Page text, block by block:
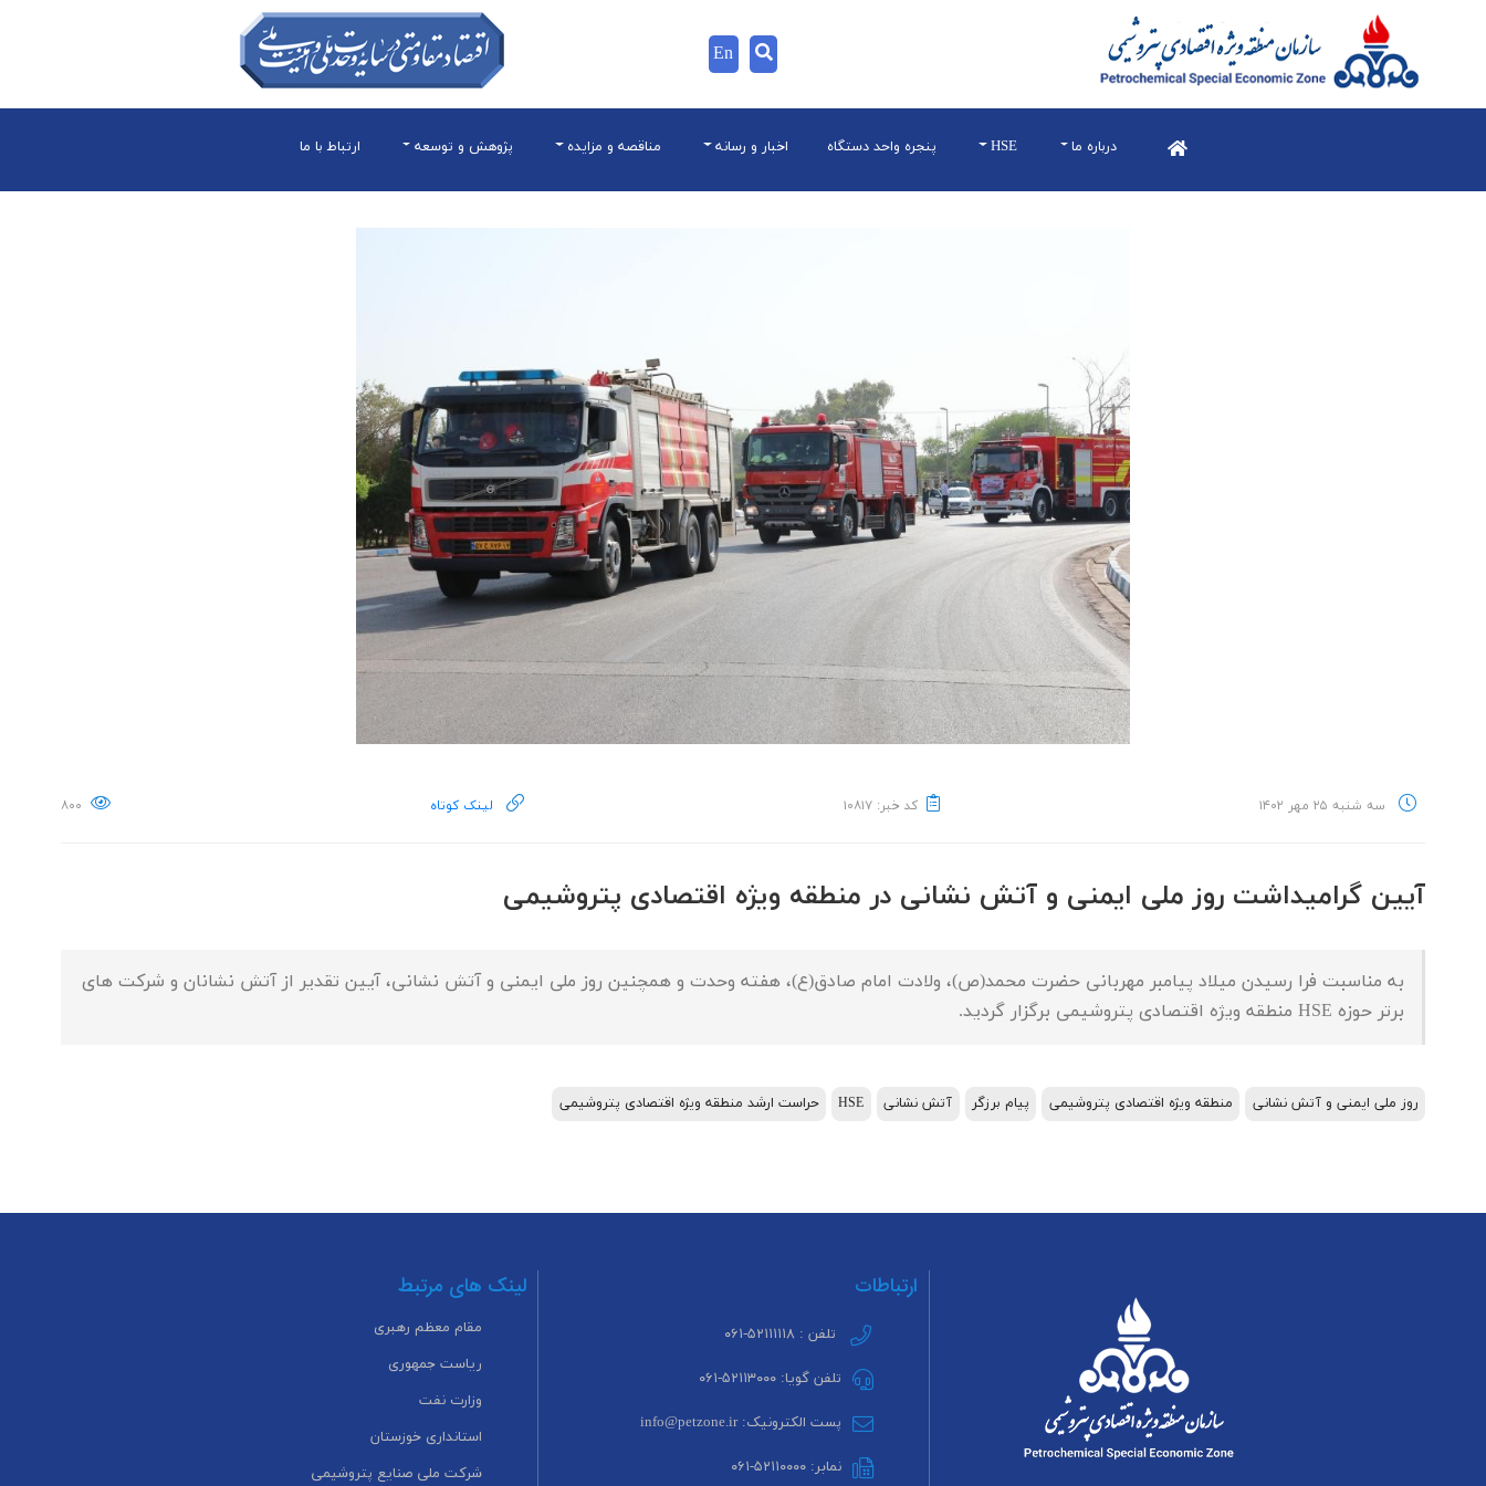
En
درباره ما HSE پنجره واحد دستگاه اخبار و رسانه مناقصه و مزایده پژوهش و توسعه ارتباط با ما
سه شنبه ۲۵ مهر ۱۴۰۲ کد خبر: ۱۰۸۱۷ لینک کوتاه ۸۰۰
آیین گرامیداشت روز ملی ایمنی و آتش نشانی در منطقه ویژه اقتصادی پتروشیمی
به مناسبت فرا رسیدن میلاد پیامبر مهربانی حضرت محمد(ص)، ولادت امام صادق(ع)، هفته وحدت و همچنین روز ملی ایمنی و آتش نشانی، آیین تقدیر از آتش نشانان و شرکت های
برتر حوزه HSE منطقه ویژه اقتصادی پتروشیمی برگزار گردید.
روز ملی ایمنی و آتش نشانی منطقه ویژه اقتصادی پتروشیمی پیام برزگر آتش نشانی HSE حراست ارشد منطقه ویژه اقتصادی پتروشیمی
ارتباطات
تلفن : ۵۲۱۱۱۱۱۸-۰۶۱
تلفن گویا: ۵۲۱۱۳۰۰۰-۰۶۱
پست الکترونیک: info@petzone.ir
نمابر: ۵۲۱۱۰۰۰۰-۰۶۱
لینک های مرتبط
مقام معظم رهبری
ریاست جمهوری
وزارت نفت
استانداری خوزستان
شرکت ملی صنایع پتروشیمی